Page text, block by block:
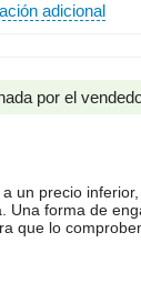
adicional
por el
un precio
Una forma de
que lo